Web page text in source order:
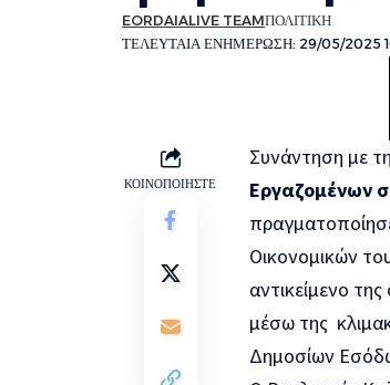
ΤΕΛΕΥΤΑΙΑ ΕΝΗΜΕΡΩΣΗ: 29/05/2025
EORDAIALIVE TEAMΠΟΛΙΤΙΚΗ
ΚΟΙΝΟΠΟΙΗΣΤΕ
Συνάντηση με
Εργαζομένων
Οικονομικών
αντικείμενο
μέσω της
Δημοσίων